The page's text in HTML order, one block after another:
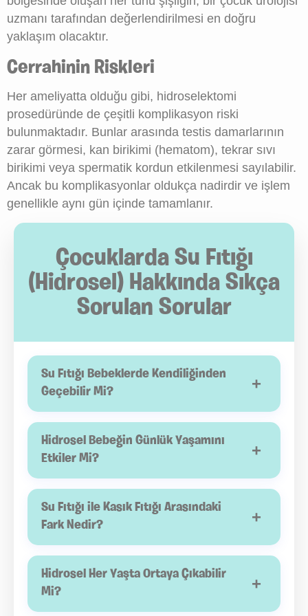
uzmanı tarafından değerlendirilmesi en doğru
yaklaşım olacaktır.
Cerrahinin Riskleri
Her ameliyatta olduğu gibi, hidroselektomi
prosedüründe de çeşitli komplikasyon riski
bulunmaktadır. Bunlar arasında testis damarlarının
zarar görmesi, kan birikimi (hematom), tekrar sıvı
birikimi veya spermatik kordun etkilenmesi sayılabilir.
Ancak bu komplikasyonlar oldukça nadirdir ve işlem
genellikle aynı gün içinde tamamlanır.
Çocuklarda Su Fıtığı
(Hidrosel) Hakkında Sıkça
Sorulan Sorular
Su Fıtığı Bebeklerde Kendiliğinden
Geçebilir Mi?
+
Evet. Özellikle doğumsal hidrosel vakalarının
önemli bir bölümü yaşamın ilk yılında herhangi bir
tedavi uygulanmadan kendiliğinden düzelebilir. Bu
nedenle doktorun önerdiği takip sürecine düzenli
olarak uyulması önemlidir.
Hidrosel Bebeğin Günlük Yaşamını
Etkiler Mi?
+
Çoğu hidrosel vakasında bebek normal hareket
eder, beslenir ve gelişimini sürdürür. Şişlik
genellikle ağrı oluşturmadığı için günlük yaşamı
olumsuz etkilemez. Ancak şişliğin hızla büyümesi
veya ağrı gelişmesi durumunda yeniden
değerlendirme yapılmalıdır.
Su Fıtığı ile Kasık Fıtığı Arasındaki
Fark Nedir?
+
Su fıtığında testis çevresinde yalnızca sıvı birikimi
bulunurken, kasık fıtığında bağırsak gibi karın içi
organlar kasık kanalından aşağı doğru ilerleyebilir.
Bu nedenle iki durumun birbirinden ayırt edilmesi
Hidrosel Her Yaşta Ortaya Çıkabilir
Mi?
+